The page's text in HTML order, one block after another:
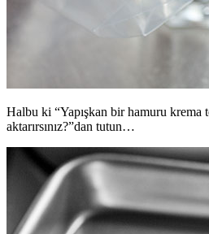
Halbu ki “Yapışkan bir hamuru krema
aktarırsınız?”dan tutun…